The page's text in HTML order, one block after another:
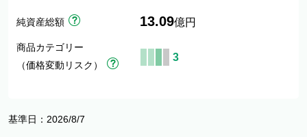
純資産総額 13.09億円
商品カテゴリー
（価格変動リスク）
3
基準日：2026/8/7